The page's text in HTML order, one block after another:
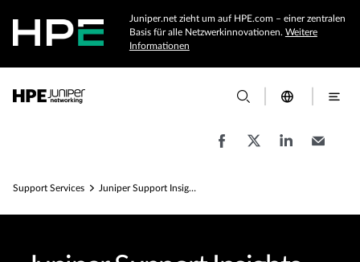
Juniper.net zieht um auf HPE.com – einer zentralen
Basis für alle Netzwerkinnovationen. Weitere
Informationen
Support Services Juniper Support Insights